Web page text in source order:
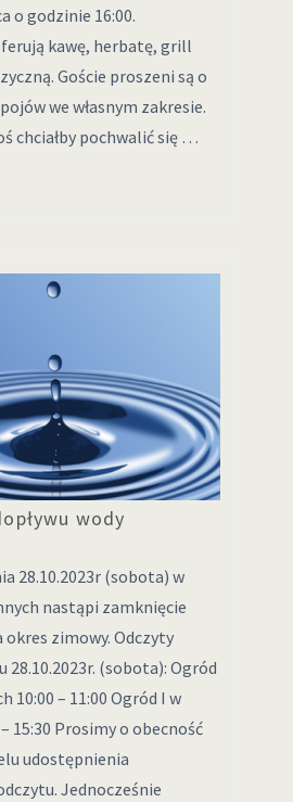
o godzinie 16:00.
kawę, herbatę, grill
Goście proszeni są o
we własnym zakresie.
chciałby pochwalić się …
wody
28.10.2023r (sobota) w
nastąpi zamknięcie
okres zimowy. Odczyty
28.10.2023r. (sobota): Ogród
10:00 – 11:00 Ogród I w
15:30 Prosimy o obecność
udostępnienia
Jednocześnie